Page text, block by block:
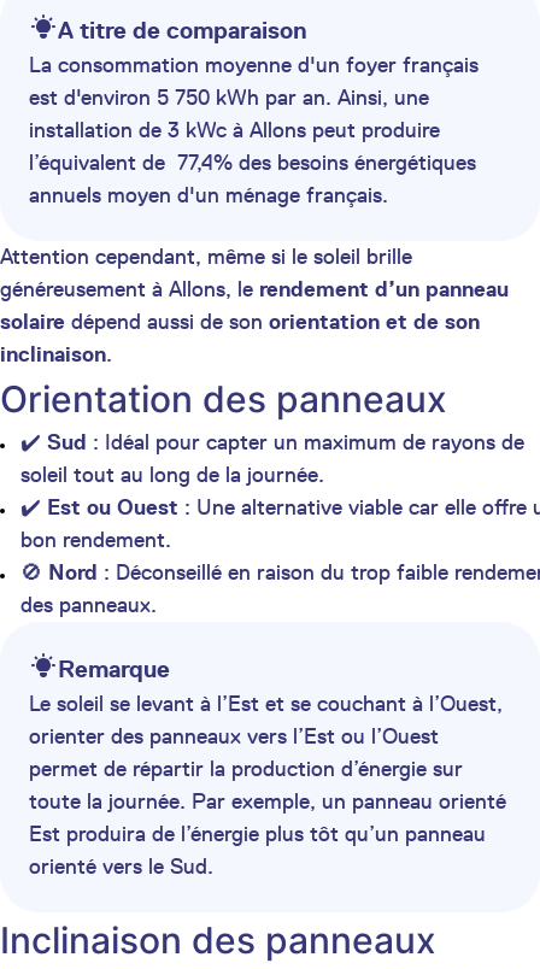
A titre de comparaison
La consommation moyenne d'un foyer français
est d'environ 5 750 kWh par an. Ainsi, une
installation de 3 kWc à Allons peut produire
l’équivalent de 77,4% des besoins énergétiques
annuels moyen d'un ménage français.
Attention cependant, même si le soleil brille
généreusement à Allons, le rendement d’un panneau
solaire dépend aussi de son orientation et de son
inclinaison.
Orientation des panneaux
✔️ Sud : Idéal pour capter un maximum de rayons de
soleil tout au long de la journée.
✔️ Est ou Ouest : Une alternative viable car elle offre
bon rendement.
🚫 Nord : Déconseillé en raison du trop faible
des panneaux.
Remarque
Le soleil se levant à l’Est et se couchant à l’Ouest,
orienter des panneaux vers l’Est ou l’Ouest
permet de répartir la production d’énergie sur
toute la journée. Par exemple, un panneau orienté
Est produira de l’énergie plus tôt qu’un panneau
orienté vers le Sud.
Inclinaison des panneaux